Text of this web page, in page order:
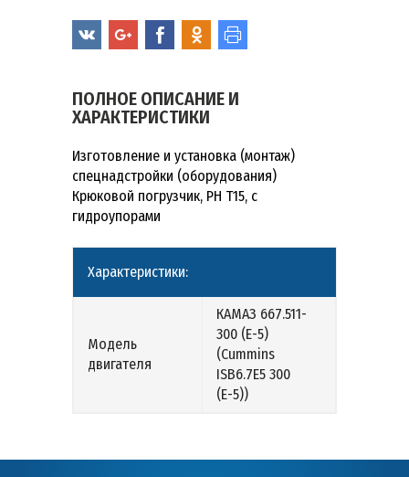
ПОЛНОЕ ОПИСАНИЕ И
ХАРАКТЕРИСТИКИ
Изготовление и установка (монтаж)
спецнадстройки (оборудования)
Крюковой погрузчик, РН Т15, с
гидроупорами
Характеристики:
Модель
двигателя
КАМАЗ 667.511-
300 (Е-5)
(Cummins
ISB6.7E5 300
(Е-5))